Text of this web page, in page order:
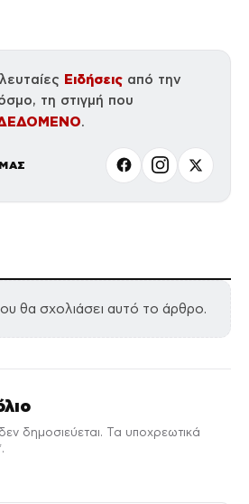
Ειδήσεις από την
τη στιγμή που
.
θα σχολιάσει αυτό το άρθρο.
δημοσιεύεται. Τα υποχρεωτικά